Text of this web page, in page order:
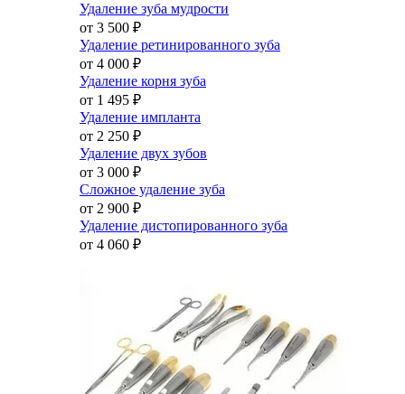
Удаление зуба мудрости
от 3 500 ₽
Удаление ретинированного зуба
от 4 000 ₽
Удаление корня зуба
от 1 495 ₽
Удаление импланта
от 2 250 ₽
Удаление двух зубов
от 3 000 ₽
Сложное удаление зуба
от 2 900 ₽
Удаление дистопированного зуба
от 4 060 ₽